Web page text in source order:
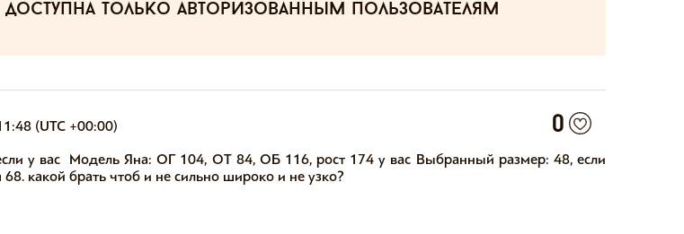
доступна только авторизованным пользователям
(UTC +00:00) 0
у вас  Модель Яна: ОГ 104, ОТ 84, ОБ 116, рост 174 у вас Выбранный размер: 48, если
какой брать чтоб и не сильно широко и не узко?